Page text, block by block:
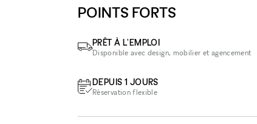
POINTS FORTS
PRÊT À L'EMPLOI
Disponible avec design, mobilier et agencement
DEPUIS 1 JOURS
Réservation flexible